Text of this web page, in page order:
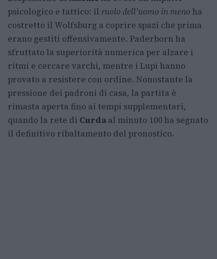
psicologico e tattico: il ruolo dell’uomo in meno ha
costretto il Wolfsburg a coprire spazi che prima
erano gestiti offensivamente. Paderborn ha
sfruttato la superiorità numerica per alzare i
ritmi e cercare varchi, mentre i Lupi hanno
provato a resistere con ordine. Nonostante la
pressione dei padroni di casa, la partita è
rimasta aperta fino ai tempi supplementari,
quando la rete di Curda al minuto 100 ha segnato
il definitivo ribaltamento del pronostico.